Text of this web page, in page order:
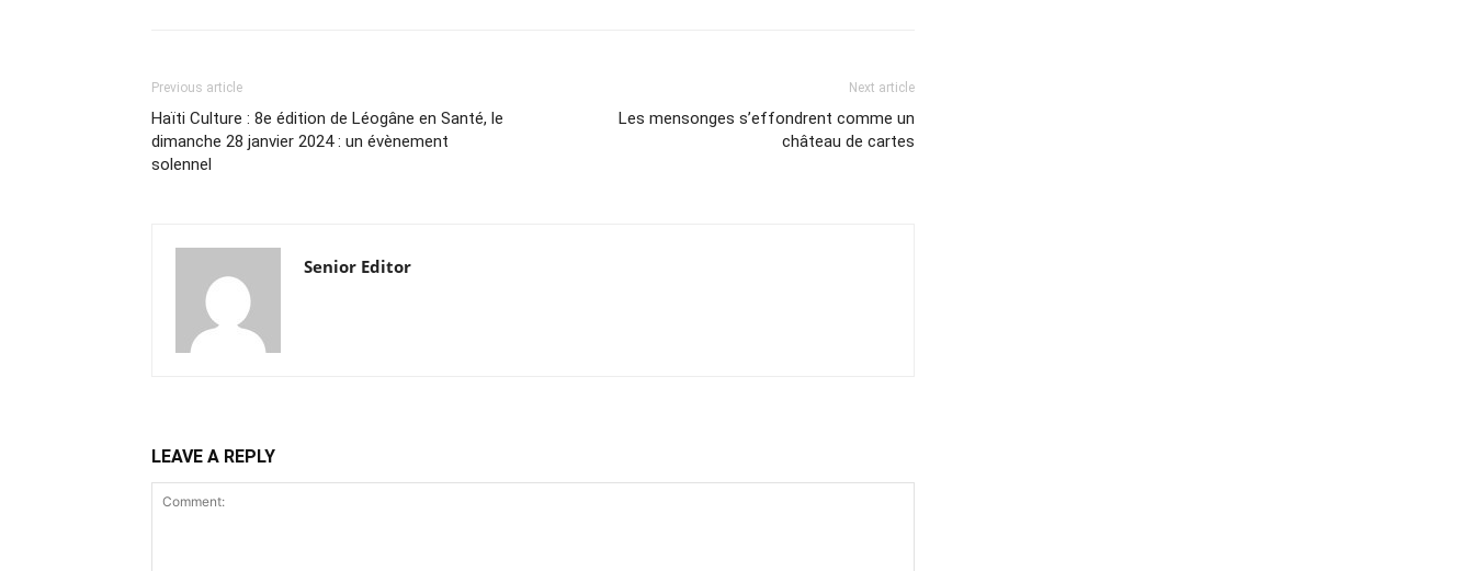
Previous article
Haïti Culture : 8e édition de Léogâne en Santé, le
dimanche 28 janvier 2024 : un évènement
solennel
Next article
Les mensonges s’effondrent comme un
château de cartes
Senior Editor
LEAVE A REPLY